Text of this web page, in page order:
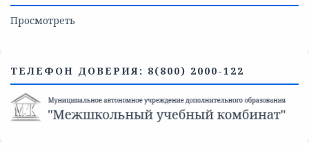
Просмотреть
ТЕЛЕФОН ДОВЕРИЯ: 8(800) 2000-122